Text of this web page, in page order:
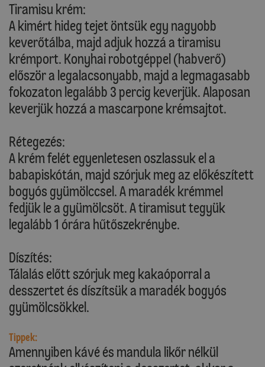
Tiramisu krém:
A kimért hideg tejet öntsük egy nagyobb
keverőtálba, majd adjuk hozzá a tiramisu
krémport. Konyhai robotgéppel (habverő)
először a legalacsonyabb, majd a legmagasabb
fokozaton legalább 3 percig keverjük. Alaposan
keverjük hozzá a mascarpone krémsajtot.
Rétegezés:
A krém felét egyenletesen oszlassuk el a
babapiskótán, majd szórjuk meg az előkészített
bogyós gyümölccsel. A maradék krémmel
fedjük le a gyümölcsöt. A tiramisut tegyük
legalább 1 órára hűtőszekrénybe.
Díszítés:
Tálalás előtt szórjuk meg kakaóporral a
desszertet és díszítsük a maradék bogyós
gyümölcsökkel.
Tippek:
Amennyiben kávé és mandula likőr nélkül